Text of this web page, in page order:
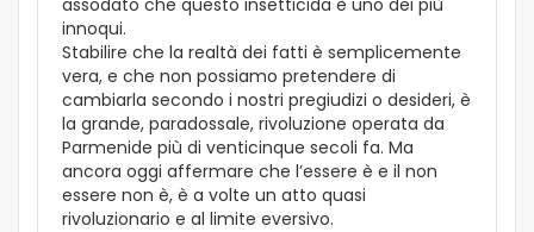
innoqui.
Stabilire che la realtà dei fatti è semplicemente
vera, e che non possiamo pretendere di
cambiarla secondo i nostri pregiudizi o desideri, è
la grande, paradossale, rivoluzione operata da
Parmenide più di venticinque secoli fa. Ma
ancora oggi affermare che l’essere è e il non
essere non è, è a volte un atto quasi
rivoluzionario e al limite eversivo.